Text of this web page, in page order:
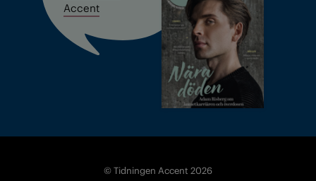
Accent
© Tidningen Accent 2026